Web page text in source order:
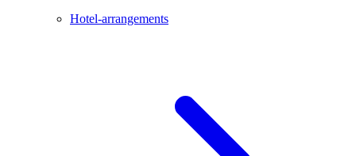
Hotel-arrangements